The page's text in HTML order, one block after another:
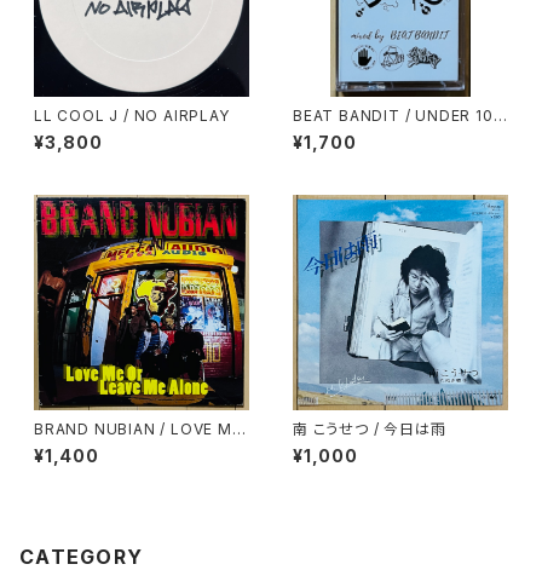
LL COOL J / NO AIRPLAY
¥3,800
BEAT BANDIT / UNDER 100
0YEN BEATS(60 MINUTES
OF CHEAPNESS)
¥1,700
BRAND NUBIAN / LOVE ME
OR LEAVE ME ALONE
¥1,400
南 こうせつ / 今日は雨
¥1,000
CATEGORY